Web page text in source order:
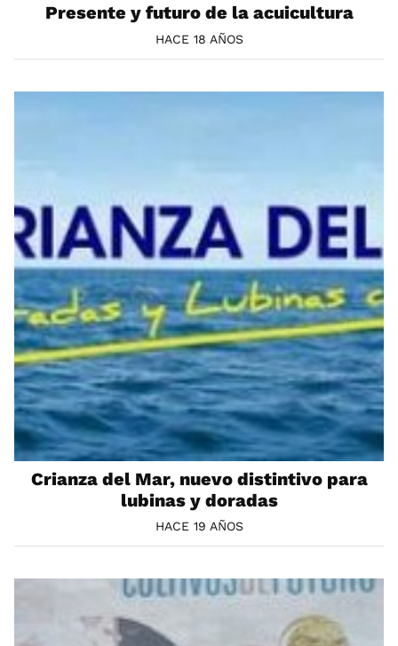
Presente y futuro de la acuicultura
HACE 18 AÑOS
Crianza del Mar, nuevo distintivo para
lubinas y doradas
HACE 19 AÑOS